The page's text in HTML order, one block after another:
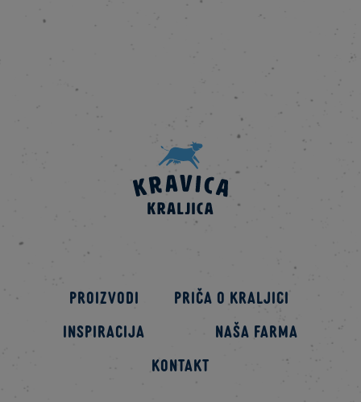
Proizvodi
Priča o kraljici
Inspiracija
Naša farma
Kontakt